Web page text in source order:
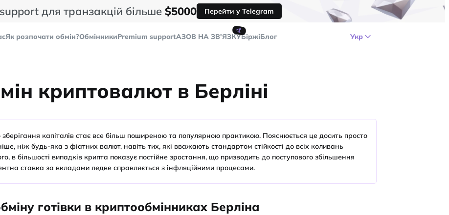
для транзакцій більше $5000 Перейти у Telegram
Як розпочати обмін?ОбмінникиPremium support
🤙
AЗОВ НА ЗВ'ЯЗКУБіржіБлог Укр
криптовалют в Берліні
капіталів стає все більш поширеною та популярною практикою. Пояснюється це досить просто
ніж будь-яка з фіатних валют, навіть тих, які вважають стандартом стійкості до всіх коливань
в більшості випадків крипта показує постійне зростання, що призводить до поступового збільшення
ставка за вкладами ледве справляється з інфляційними процесами.
готівки в криптообмінниках Берліна